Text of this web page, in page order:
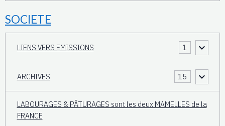
SOCIETE
LIENS VERS EMISSIONS 1
ARCHIVES 15
LABOURAGES & PÂTURAGES sont les deux MAMELLES de la
FRANCE